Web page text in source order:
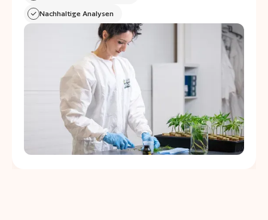
Nachhaltige Analysen